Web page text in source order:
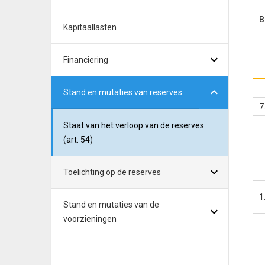
Kapitaallasten
Financiering
Stand en mutaties van reserves
Staat van het verloop van de reserves
(art. 54)
Toelichting op de reserves
Stand en mutaties van de
voorzieningen